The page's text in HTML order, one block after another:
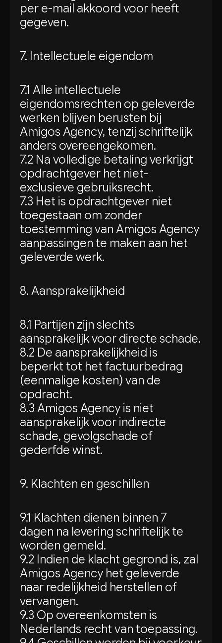
per e-mail akkoord voor heeft
gegeven.
7. Intellectuele eigendom
7.1 Alle intellectuele
eigendomsrechten op geleverde
werken blijven berusten bij
Amigos Agency, tenzij schriftelijk
anders overeengekomen.
7.2 Na volledige betaling verkrijgt
opdrachtgever het niet-
exclusieve gebruiksrecht.
7.3 Het is opdrachtgever niet
toegestaan om zonder
toestemming van Amigos Agency
aanpassingen te maken aan het
geleverde werk.
8. Aansprakelijkheid
8.1 Partijen zijn slechts
aansprakelijk voor directe schade.
8.2 De aansprakelijkheid is
beperkt tot het factuurbedrag
(eenmalige kosten) van de
opdracht.
8.3 Amigos Agency is niet
aansprakelijk voor indirecte
schade, gevolgschade of
gederfde winst.
9. Klachten en geschillen
9.1 Klachten dienen binnen 7
dagen na levering schriftelijk te
worden gemeld.
9.2 Indien de klacht gegrond is, zal
Amigos Agency het geleverde
naar redelijkheid herstellen of
vervangen.
9.3 Op overeenkomsten is
Nederlands recht van toepassing.